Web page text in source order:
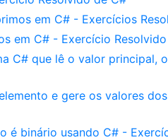
em C# - Exercícios
em C# - Exercício
C# que lê o valor principal,
e gere os valores
é binário usando C# -